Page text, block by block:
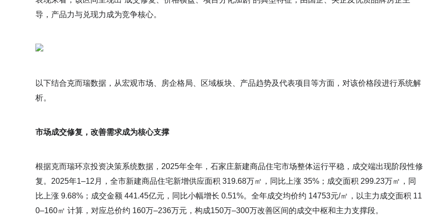
导，产品力与兑现力成为竞争核心。
以下结合克而瑞数据，从宏观市场、房企格局、区域板块、产品趋势及代表项目等方面，对该价格段进行系统解
析。
市场成交修复，改善需求成为核心支撑
根据克而瑞环京投资决策系统数据，2025年全年，石家庄新建商品住宅市场整体运行平稳，成交端出现阶段性修
复。2025年1–12月，全市新建商品住宅新增供应面积 319.68万㎡，同比上涨 35%；成交面积 299.23万㎡，同
比上涨 9.68%；成交金额 441.45亿元，同比小幅增长 0.51%。全年成交均价约 14753元/㎡，以主力成交面积 11
0–160㎡ 计算，对应总价约 160万–236万元，构成150万–300万改善区间的成交中枢和主力支撑段。